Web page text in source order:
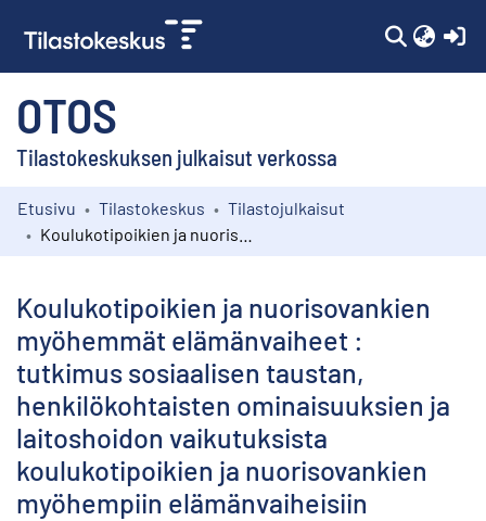
OTOS
Tilastokeskuksen julkaisut verkossa
Kokoelmat
Etusivu Tilastokeskus
Tilastojulkaisut
Koulukotipoikien ja nuorisovankien
myöhemmät elämänvaiheet :
tutkimus sosiaalisen taustan,
henkilökohtaisten ominaisuuksien ja
laitoshoidon vaikutuksista
koulukotipoikien ja nuorisovankien
myöhempiin elämänvaiheisiin